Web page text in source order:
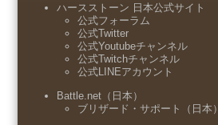
ハースストーン 日本公式サイト
公式フォーラム
公式Twitter
公式Youtubeチャンネル
公式Twitchチャンネル
公式LINEアカウント
Battle.net（日本）
ブリザード・サポート（日本）